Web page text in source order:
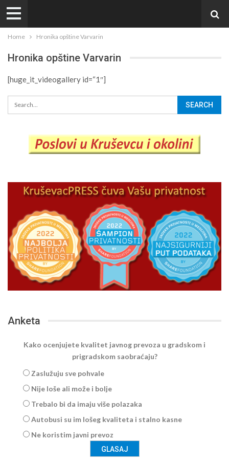
Home Hronika opštine Varvarin
Hronika opštine Varvarin
[huge_it_videogallery id=“1″]
Anketa
Kako ocenjujete kvalitet javnog prevoza u gradskom i
prigradskom saobraćaju?
Zaslužuju sve pohvale
Nije loše ali može i bolje
Trebalo bi da imaju više polazaka
Autobusi su im lošeg kvaliteta i stalno kasne
Ne koristim javni prevoz